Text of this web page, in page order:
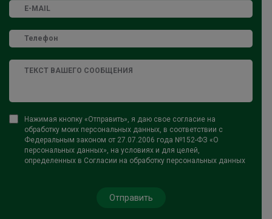
Нажимая кнопку «Отправить», я даю свое согласие на
обработку моих персональных данных, в соответствии с
Федеральным законом от 27.07.2006 года №152-ФЗ «О
персональных данных», на условиях и для целей,
определенных в Согласии на обработку персональных данных